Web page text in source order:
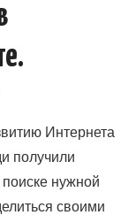
Интернета
получили
нужной
своими